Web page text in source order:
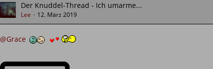
Der Knuddel-Thread - Ich umarme...
Lee 12. März 2019
@Grace